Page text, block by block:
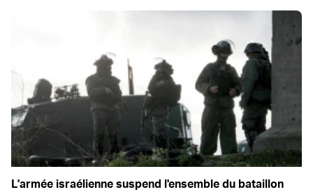
L'armée israélienne suspend l'ensemble du bataillon